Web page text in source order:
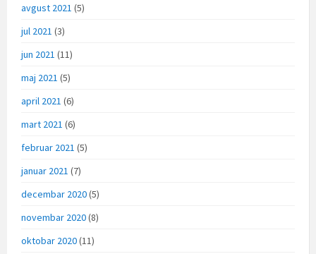
avgust 2021 (5)
jul 2021 (3)
jun 2021 (11)
maj 2021 (5)
april 2021 (6)
mart 2021 (6)
februar 2021 (5)
januar 2021 (7)
decembar 2020(5)
novembar 2020(8)
oktobar 2020(11)